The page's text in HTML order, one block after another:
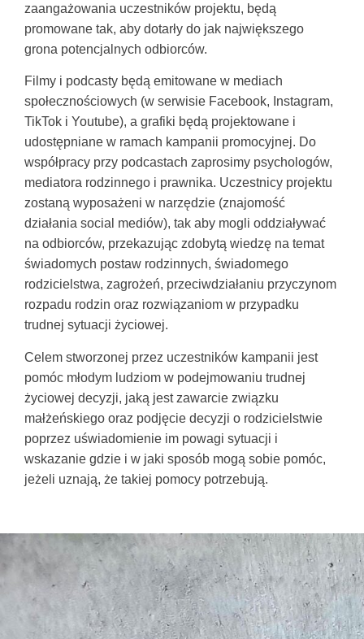
zaangażowania uczestników projektu, będą
promowane tak, aby dotarły do jak największego
grona potencjalnych odbiorców.
Filmy i podcasty będą emitowane w mediach
społecznościowych (w serwisie Facebook, Instagram,
TikTok i Youtube), a grafiki będą projektowane i
udostępniane w ramach kampanii promocyjnej. Do
współpracy przy podcastach zaprosimy psychologów,
mediatora rodzinnego i prawnika. Uczestnicy projektu
zostaną wyposażeni w narzędzie (znajomość
działania social mediów), tak aby mogli oddziaływać
na odbiorców, przekazując zdobytą wiedzę na temat
świadomych postaw rodzinnych, świadomego
rodzicielstwa, zagrożeń, przeciwdziałaniu przyczynom
rozpadu rodzin oraz rozwiązaniom w przypadku
trudnej sytuacji życiowej.
Celem stworzonej przez uczestników kampanii jest
pomóc młodym ludziom w podejmowaniu trudnej
życiowej decyzji, jaką jest zawarcie związku
małżeńskiego oraz podjęcie decyzji o rodzicielstwie
poprzez uświadomienie im powagi sytuacji i
wskazanie gdzie i w jaki sposób mogą sobie pomóc,
jeżeli uznają, że takiej pomocy potrzebują.